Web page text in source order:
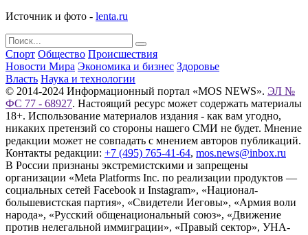
Источник и фото - lenta.ru
Спорт Общество Происшествия
Новости Мира Экономика и бизнес Здоровье
Власть Наука и технологии
© 2014-2024 Информационный портал «MOS NEWS». ЭЛ №
ФС 77 - 68927. Настоящий ресурс может содержать материалы
18+. Использование материалов издания - как вам угодно,
никаких претензий со стороны нашего СМИ не будет. Мнение
редакции может не совпадать с мнением авторов публикаций.
Контакты редакции: +7 (495) 765-41-64, mos.news@inbox.ru
В России признаны экстремистскими и запрещены
организации «Meta Platforms Inc. по реализации продуктов —
социальных сетей Facebook и Instagram», «Национал-
большевистская партия», «Свидетели Иеговы», «Армия воли
народа», «Русский общенациональный союз», «Движение
против нелегальной иммиграции», «Правый сектор», УНА-